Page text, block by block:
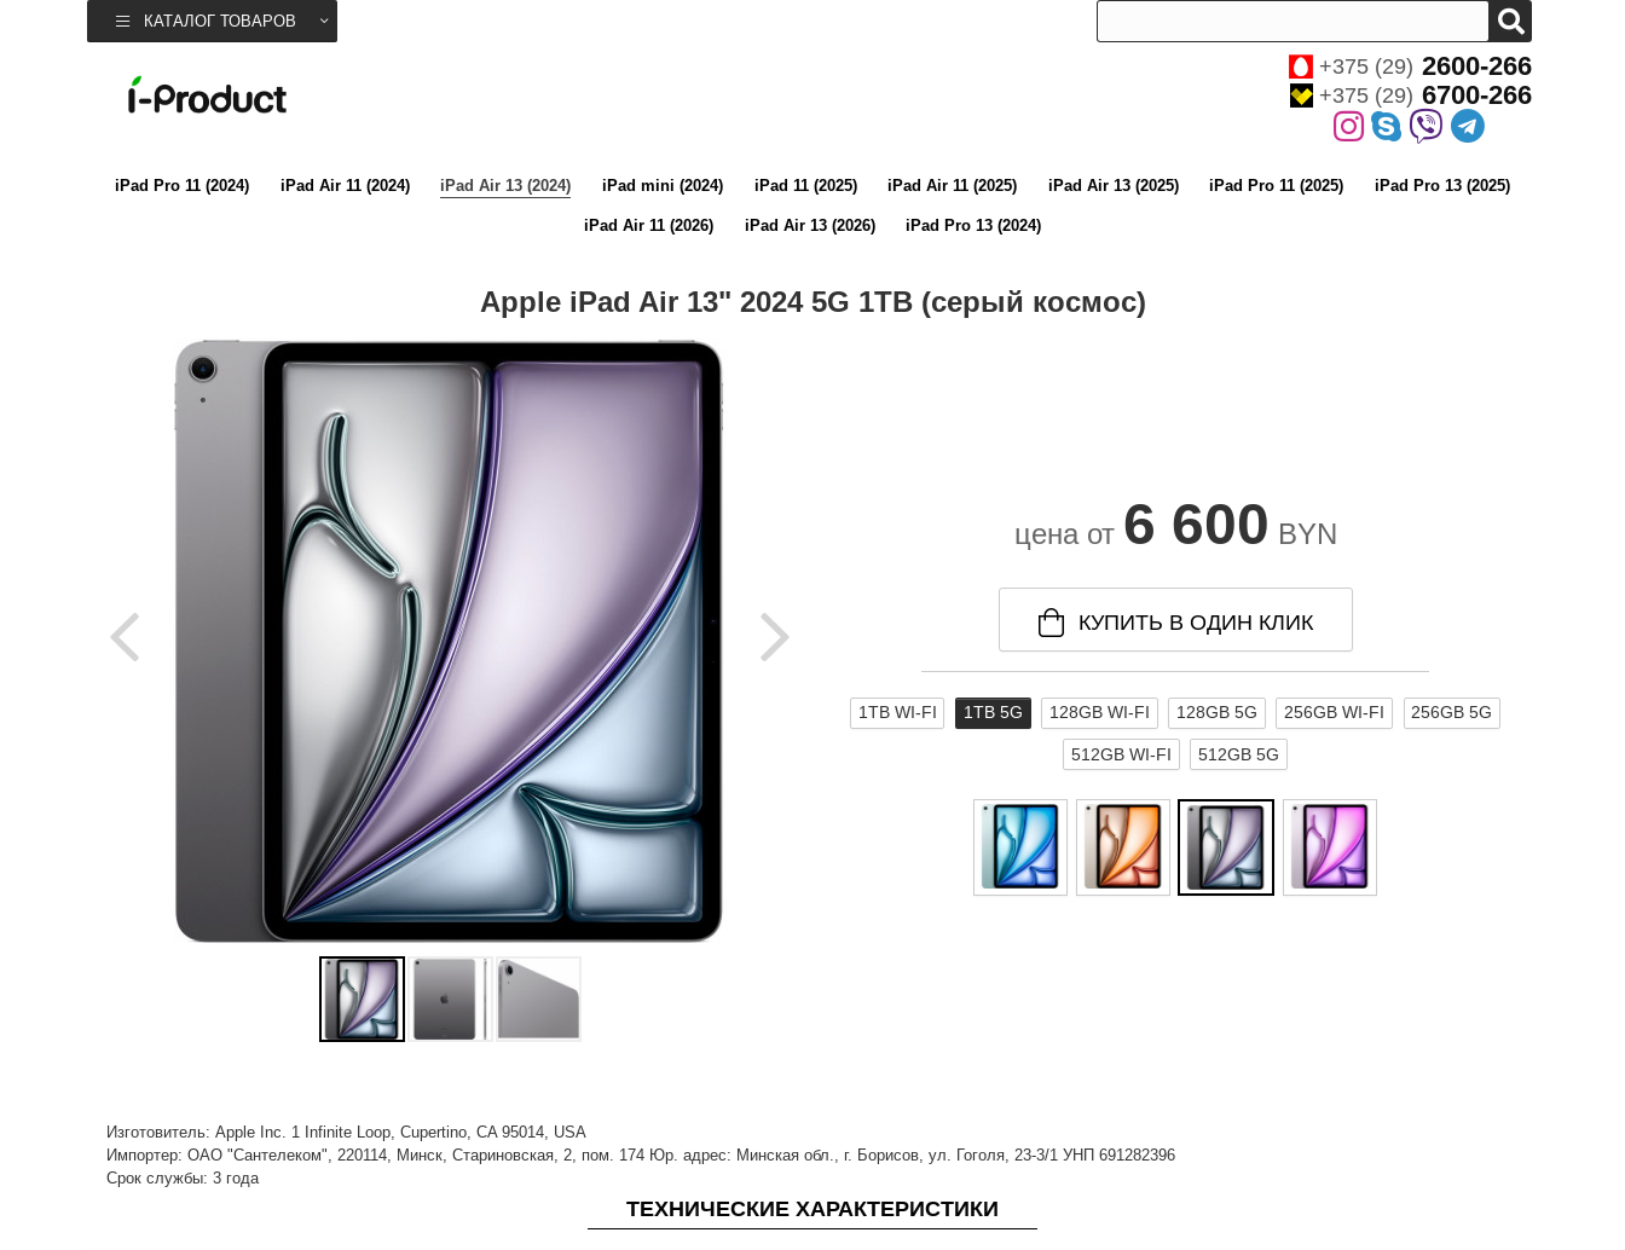
КАТАЛОГ ТОВАРОВ
+375 (29) 2600-266
+375 (29) 6700-266
iPad Pro 11 (2024) iPad Air 11 (2024) iPad Air 13 (2024) iPad mini (2024) iPad 11 (2025) iPad Air 11 (2025) iPad Air 13 (2025) iPad Pro 11 (2025) iPad Pro 13 (2025)
iPad Air 11 (2026) iPad Air 13 (2026) iPad Pro 13 (2024)
Apple iPad Air 13" 2024 5G 1TB (серый космос)
цена от 6 600 BYN
КУПИТЬ В ОДИН КЛИК
1TB WI-FI 1TB 5G 128GB WI-FI 128GB 5G 256GB WI-FI 256GB 5G
512GB WI-FI 512GB 5G
Изготовитель: Apple Inc. 1 Infinite Loop, Cupertino, CA 95014, USA
Импортер: ОАО "Сантелеком", 220114, Минск, Стариновская, 2, пом. 174 Юр. адрес: Минская обл., г. Борисов, ул. Гоголя, 23-3/1 УНП 691282396
Срок службы: 3 года
ТЕХНИЧЕСКИЕ ХАРАКТЕРИСТИКИ